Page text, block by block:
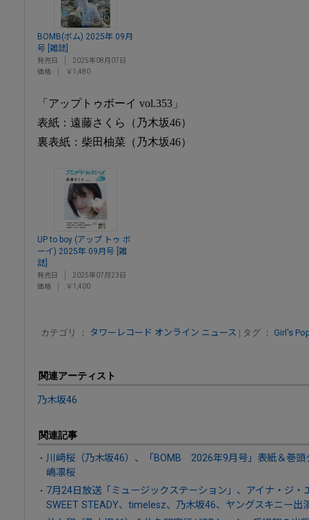
BOMB(ボム) 2025年 09月
号 [雑誌]
発売日
2025年08月07日
価格
￥1,480
「アップトゥボーイ vol.353」
表紙：遠藤さくら（乃木坂46）
裏表紙：柴田柚菜（乃木坂46）
UP to boy (アップ トゥ ボ
ーイ) 2025年 09月号 [雑
誌]
発売日
2025年07月23日
価格
￥1,400
カテゴリ ： タワーレコード オンライン ニュース | タグ ： Girl's
関連アーティスト
乃木坂46
関連記事
川﨑桜（乃木坂46）、「BOMB 2026年9月号」表紙＆巻頭
嶋凛桜
7月24日放送「ミュージックステーション」、アイナ・ジ・
SWEET STEADY、timelesz、乃木坂46、ヤングスキニー出